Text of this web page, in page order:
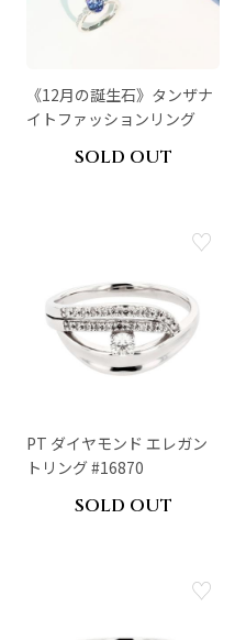
《12月の誕生石》タンザナ
イトファッションリング
SOLD OUT
PT ダイヤモンド エレガン
トリング #16870
SOLD OUT